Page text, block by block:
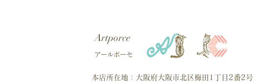
Artporce
アールポーセ
本店所在地：大阪府大阪市北区梅田1丁目2番2号